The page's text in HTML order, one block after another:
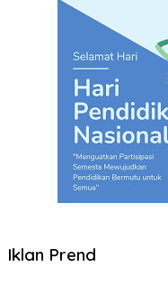
Iklan Prend